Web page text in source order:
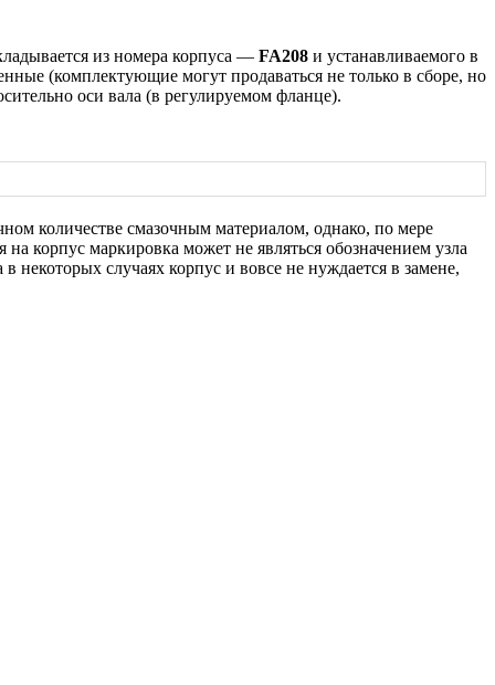
из номера корпуса — FA208 и устанавливаемого в
(комплектующие могут продаваться не только в сборе, но
оси вала (в регулируемом фланце).
количестве смазочным материалом, однако, по мере
корпус маркировка может не являться обозначением узла
некоторых случаях корпус и вовсе не нуждается в замене,